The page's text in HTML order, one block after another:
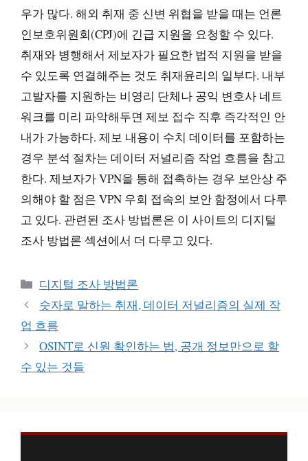
우가 많다. 해외 취재 중 신변 위협을 받을 때는 언론
인보호위원회(CPJ)에 긴급 지원을 요청할 수 있다.
취재와 병행해서 제보자가 필요한 법적 지원을 받을
수 있도록 연결해주는 것도 취재윤리의 일부다. 내부
고발자를 지원하는 비영리 단체나 공익 변호사 네트
워크를 미리 파악해두면 제보 접수 직후 즉각적인 안
내가 가능하다. 제보 내용이 수치 데이터를 포함하는
경우 분석 절차는 데이터 저널리즘 작업 흐름을 참고
한다. 제보자가 VPN을 통해 접촉하는 경우 보안상 주
의해야 할 점은 VPN 우회 접속의 보안 함정에서 다루
고 있다. 관련된 조사 방법론은 이 사이트의 디지털
조사 방법론 섹션에서 더 다루고 있다.
카
테
고
리
디지털 조사 방법론
숫자로 말하는 취재, 데이터 저널리즘의 실제 작
업 흐름
OSINT로 신원 확인하는 법, 공개 정보만으로 할
수 있는 것들